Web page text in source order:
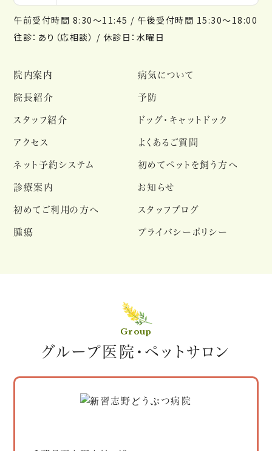
午前受付時間 8:30～11:45 / 午後受付時間 15:30～18:00
往診：あり（応相談） / 休診日：水曜日
院内案内
院長紹介
スタッフ紹介
アクセス
ネット予約システム
診療案内
初めてご利用の方へ
腫瘍
病気について
予防
ドッグ・キャットドック
よくあるご質問
初めてペットを飼う方へ
お知らせ
スタッフブログ
プライバシーポリシー
Group
グループ医院・ペットサロン